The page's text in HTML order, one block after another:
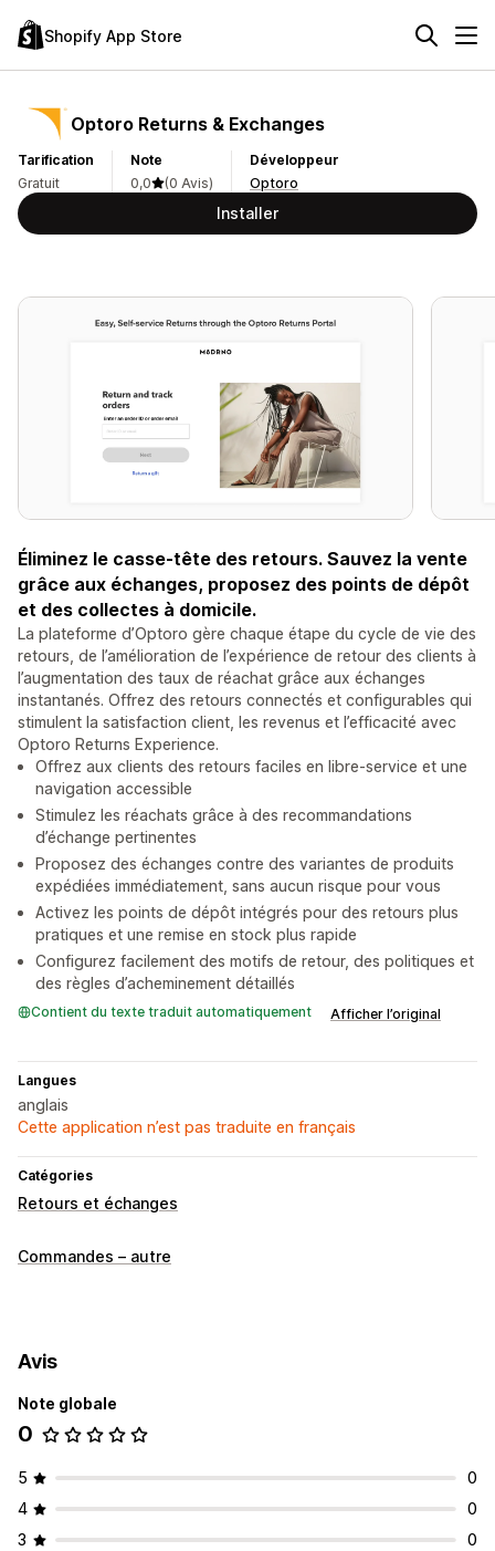
Shopify App Store
Optoro Returns & Exchanges
Tarification
Gratuit
Note
0,0
(0 Avis)
Développeur
Optoro
Installer
Éliminez le casse-tête des retours. Sauvez la vente
grâce aux échanges, proposez des points de dépôt
et des collectes à domicile.
La plateforme d’Optoro gère chaque étape du cycle de vie des
retours, de l’amélioration de l’expérience de retour des clients à
l’augmentation des taux de réachat grâce aux échanges
instantanés. Offrez des retours connectés et configurables qui
stimulent la satisfaction client, les revenus et l’efficacité avec
Optoro Returns Experience.
Offrez aux clients des retours faciles en libre-service et une
navigation accessible
Stimulez les réachats grâce à des recommandations
d’échange pertinentes
Proposez des échanges contre des variantes de produits
expédiées immédiatement, sans aucun risque pour vous
Activez les points de dépôt intégrés pour des retours plus
pratiques et une remise en stock plus rapide
Configurez facilement des motifs de retour, des politiques et
des règles d’acheminement détaillés
Contient du texte traduit automatiquement Afficher l’original
Langues
anglais
Cette application n’est pas traduite en français
Catégories
Retours et échanges
Commandes – autre
Avis
Note globale
0
5
0
4
0
3
0